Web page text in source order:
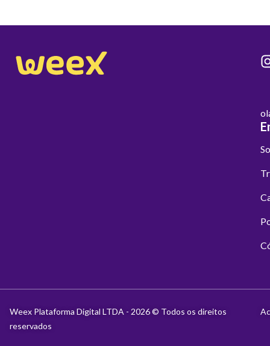
Weex Plataforma Digital LTDA - 2026 © Todos os direitos
reservados